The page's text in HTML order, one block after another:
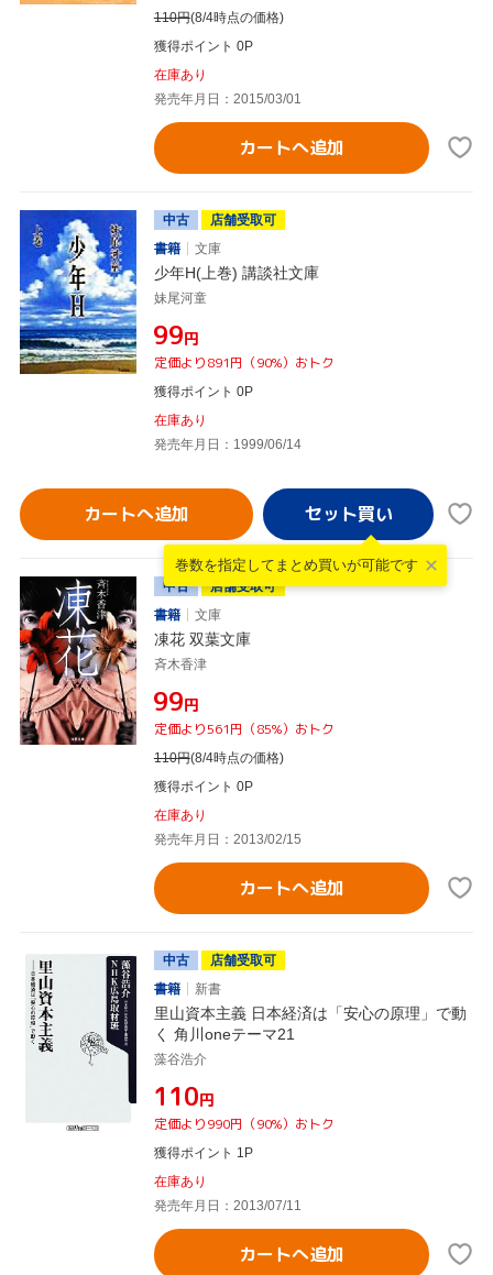
110円(8/4時点の価格)
獲得ポイント 0P
在庫あり
発売年月日：2015/03/01
カートへ追加
中古
店舗受取可
書籍
文庫
少年H(上巻) 講談社文庫
妹尾河童
¥99円
定価より891円（90%）おトク
獲得ポイント 0P
在庫あり
発売年月日：1999/06/14
カートへ追加
巻数を指定して まとめ買いが可能です
中古
店舗受取可
書籍
文庫
凍花 双葉文庫
斉木香津
¥99円
定価より561円（85%）おトク
110円(8/4時点の価格)
獲得ポイント 0P
在庫あり
発売年月日：2013/02/15
カートへ追加
中古
店舗受取可
書籍
新書
里山資本主義 日本経済は「安心の原理」で動
く 角川oneテーマ21
藻谷浩介
¥110円
定価より990円（90%）おトク
獲得ポイント 1P
在庫あり
発売年月日：2013/07/11
カートへ追加